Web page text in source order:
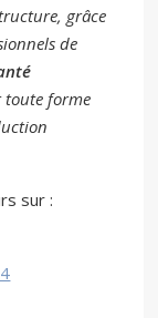
grâce
de
toute forme
sur :